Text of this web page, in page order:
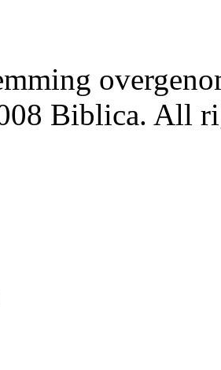
Biblica. All